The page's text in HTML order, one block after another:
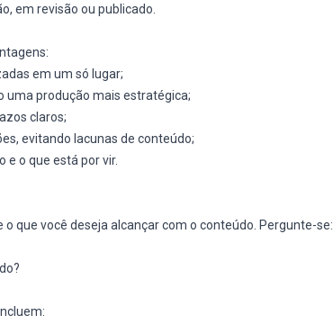
em revisão ou publicado.
em um só lugar;
uma produção mais estratégica;
claros;
evitando lacunas de conteúdo;
e o que está por vir.
que você deseja alcançar com o conteúdo. Pergunte-se: